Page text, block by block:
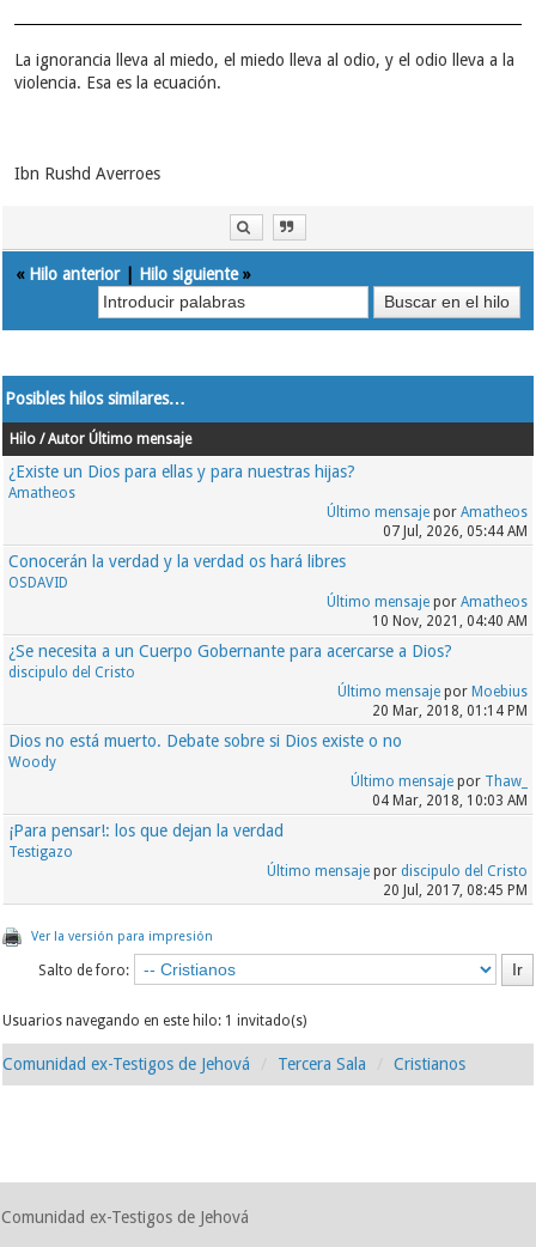
La ignorancia lleva al miedo, el miedo lleva al odio, y el odio lleva a la
violencia. Esa es la ecuación.
Ibn Rushd Averroes
« Hilo anterior| Hilo siguiente»
Posibles hilos similares…
Hilo / Autor Último mensaje
¿Existe un Dios para ellas y para nuestras hijas?
Amatheos
Último mensajepor Amatheos
07 Jul, 2026, 05:44 AM
Conocerán la verdad y la verdad os hará libres
OSDAVID
Último mensajepor Amatheos
10 Nov, 2021, 04:40 AM
¿Se necesita a un Cuerpo Gobernante para acercarse a Dios?
discipulo del Cristo
Último mensajepor Moebius
20 Mar, 2018, 01:14 PM
Dios no está muerto. Debate sobre si Dios existe o no
Woody
Último mensajepor Thaw_
04 Mar, 2018, 10:03 AM
¡Para pensar!: los que dejan la verdad
Testigazo
Último mensajepor discipulo del Cristo
20 Jul, 2017, 08:45 PM
Ver la versión para impresión
Salto de foro:
Usuarios navegando en este hilo: 1 invitado(s)
Comunidad ex-Testigos de Jehová Tercera Sala Cristianos
Comunidad ex-Testigos de Jehová